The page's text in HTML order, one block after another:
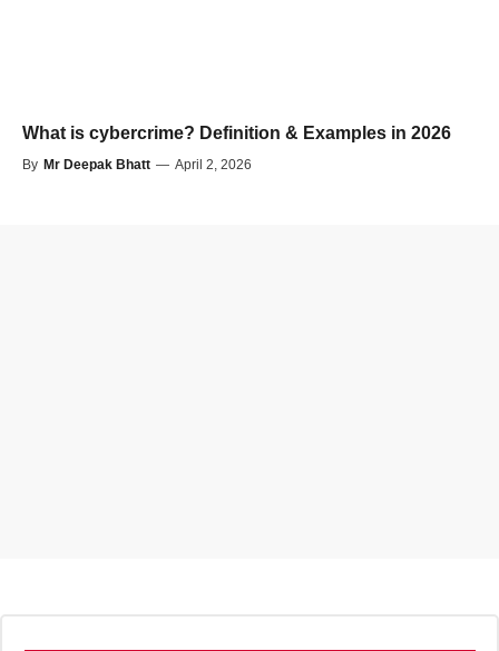
What is cybercrime? Definition & Examples in 2026
By Mr Deepak Bhatt — April 2, 2026